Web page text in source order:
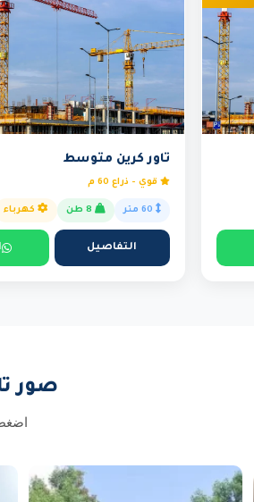
تاور كرين متوسط
قوي - ذراع 60 م
كهرباء
التفاصيل
صور